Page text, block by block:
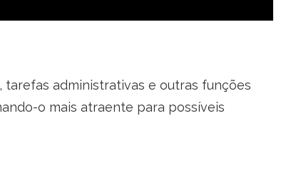
administrativas e outras funções
o mais atraente para possíveis